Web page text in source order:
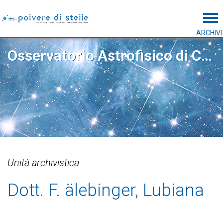
ARCHIVI
Osservatorio Astrofisico di Catania
Unità archivistica
Dott. F. älebinger, Lubiana